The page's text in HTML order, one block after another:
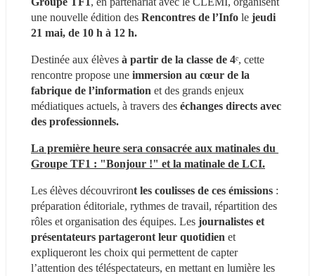
une nouvelle édition des Rencontres de l’Info le jeudi
21 mai, de 10 h à 12 h.
Destinée aux élèves à partir de la classe de 4ᵉ, cette
rencontre propose une immersion au cœur de la
fabrique de l’information et des grands enjeux
médiatiques actuels, à travers des échanges directs avec
des professionnels.
La première heure sera consacrée aux matinales du
Groupe TF1 : "Bonjour !" et la matinale de LCI.
Les élèves découvriront les coulisses de ces émissions :
préparation éditoriale, rythmes de travail, répartition des
rôles et organisation des équipes. Les journalistes et
présentateurs partageront leur quotidien et
expliqueront les choix qui permettent de capter
l’attention des téléspectateurs, en mettant en lumière les